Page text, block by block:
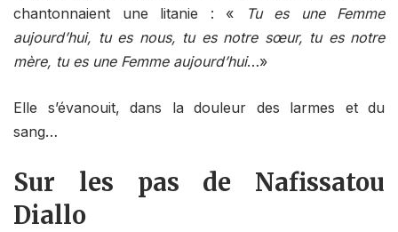
chantonnaient une litanie : «
Tu es une Femme
aujourd’hui, tu es nous, tu es notre sœur, tu es notre
mère, tu es une Femme aujourd’hui…»
Elle s’évanouit, dans la douleur des larmes et du
sang…
Sur les pas de Nafissatou
Diallo